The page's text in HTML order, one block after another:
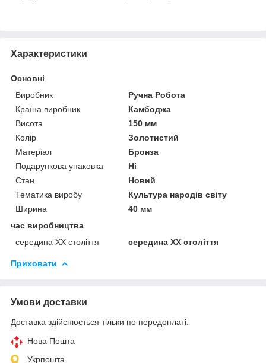
Характеристики
Основні
Виробник
Ручна Робота
Країна виробник
Камбоджа
Висота
150 мм
Колір
Золотистий
Матеріал
Бронза
Подарункова упаковка
Ні
Стан
Новий
Тематика виробу
Культура народів світу
Ширина
40 мм
час виробництва
середина ХХ століття
середина ХХ століття
Приховати
Умови доставки
Доставка здійснюється тільки по передоплаті.
Нова Пошта
Укрпошта